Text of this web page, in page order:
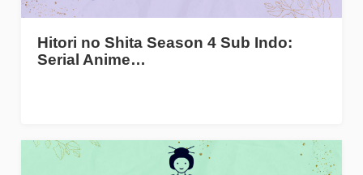
Hitori no Shita Season 4 Sub Indo:
Serial Anime…